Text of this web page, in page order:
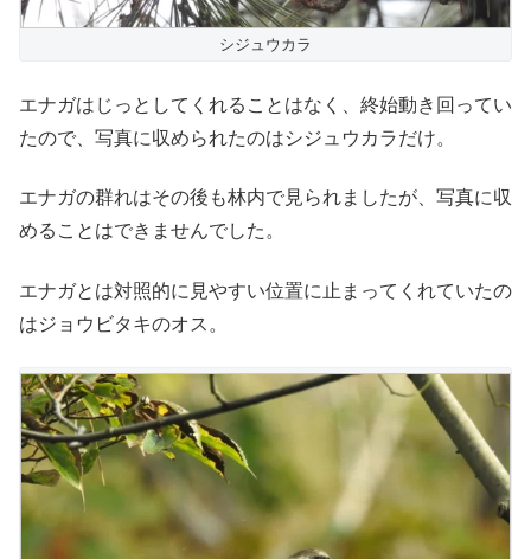
シジュウカラ
エナガはじっとしてくれることはなく、終始動き回ってい
たので、写真に収められたのはシジュウカラだけ。
エナガの群れはその後も林内で見られましたが、写真に収
めることはできませんでした。
エナガとは対照的に見やすい位置に止まってくれていたの
はジョウビタキのオス。